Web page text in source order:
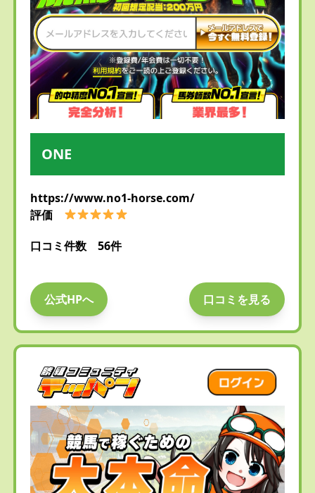
ONE
https://www.no1-horse.com/
評価
口コミ件数 56件
公式HPへ 口コミを見る